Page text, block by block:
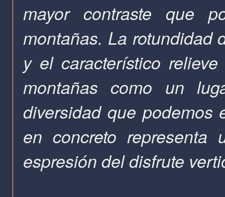
mayor contraste que
montañas. La rotundidad
y el característico
montañas como un
diversidad que podemos
en concreto
espresión del disfrute